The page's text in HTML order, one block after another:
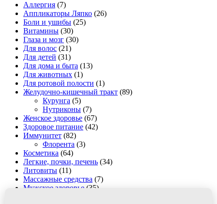
Аллергия (7)
Аппликаторы Ляпко (26)
Боли и ушибы (25)
Витамины (30)
Глаза и мозг (30)
Для волос (21)
Для детей (31)
Для дома и быта (13)
Для животных (1)
Для ротовой полости (1)
Желудочно-кишечный тракт (89)
Курунга (5)
Нутриконы (7)
Женское здоровье (67)
Здоровое питание (42)
Иммунитет (82)
Флорента (3)
Косметика (64)
Легкие, почки, печень (34)
Литовиты (11)
Массажные средства (7)
Мужское здоровье (35)